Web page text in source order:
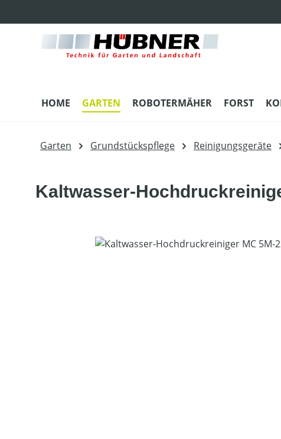
HOME GARTEN ROBOTERMÄHER FORST
Garten Grundstückspflege Reinigungsgeräte
Kaltwasser-
Bildergalerie überspringen